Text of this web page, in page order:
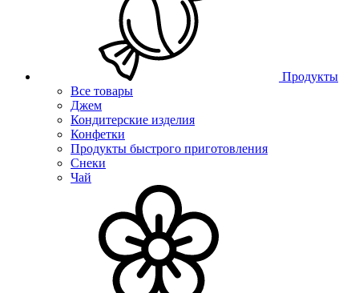
Продукты
Все товары
Джем
Кондитерские изделия
Конфетки
Продукты быстрого приготовления
Снеки
Чай